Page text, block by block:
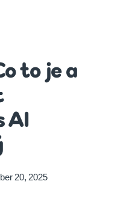
to je a
AI
20, 2025